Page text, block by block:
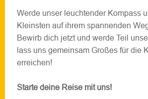
Werde unser leuchtender Kompass
Kleinsten auf ihrem spannenden
Bewirb dich jetzt und werde Teil
lass uns gemeinsam Großes für die
erreichen!
Starte deine Reise mit uns!